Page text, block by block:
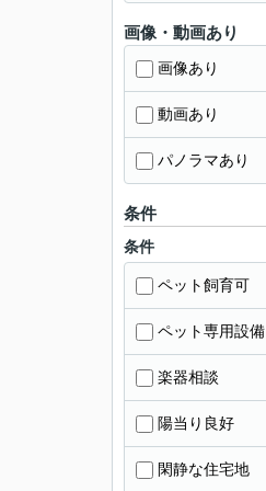
画像・動画あり
画像あり
動画あり
パノラマあり
条件
条件
ペット飼育可
ペット専用設備
楽器相談
陽当り良好
閑静な住宅地